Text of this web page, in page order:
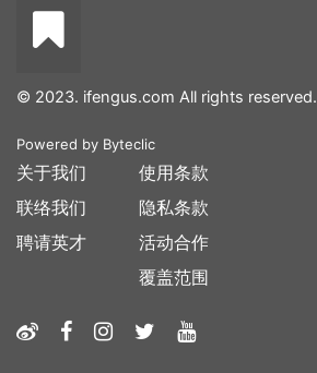
© 2023. ifengus.com All rights reserved.
Powered by Byteclic
关于我们
联络我们
聘请英才
使用条款
隐私条款
活动合作
覆盖范围